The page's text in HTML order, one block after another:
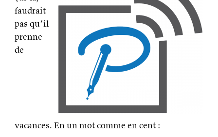
faudrait
pas qu’il
prenne
de
vacances. En un mot comme en cent :